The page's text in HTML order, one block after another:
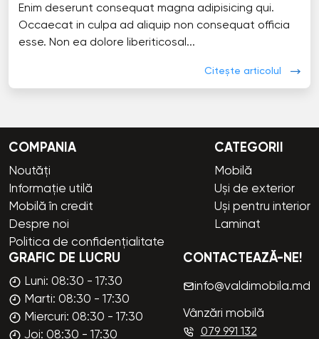
Enim deserunt consequat magna adipisicing qui.
Occaecat in culpa ad aliquip non consequat officia
esse. Non ea dolore liberiticosal...
Citește articolul
COMPANIA
Noutăți
Informație utilă
Mobilă în credit
Despre noi
Politica de confidențialitate
CATEGORII
Mobilă
Uși de exterior
Uși pentru interior
Laminat
GRAFIC DE LUCRU
Luni: 08:30 - 17:30
Marti: 08:30 - 17:30
Miercuri: 08:30 - 17:30
Joi: 08:30 - 17:30
CONTACTEAZĂ-NE!
info@valdimobila.md
Vânzări mobilă
079 991 132